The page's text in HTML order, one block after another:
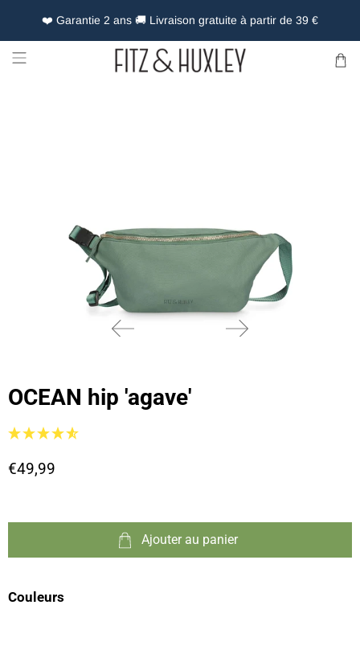
❤️ Garantie 2 ans 🚚 Livraison gratuite à partir de 39 €
OCEAN hip 'agave'
€49,99
Ajouter au panier
Couleurs